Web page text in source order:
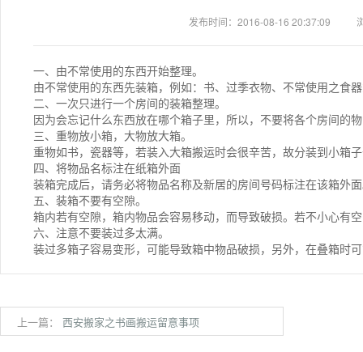
发布时间：2016-08-16 20:37:09
一、由不常使用的东西开始整理。
由不常使用的东西先装箱，例如：书、过季衣物、不常使用之食
二、一次只进行一个房间的装箱整理。
因为会忘记什么东西放在哪个箱子里，所以，不要将各个房间的
三、重物放小箱，大物放大箱。
重物如书，瓷器等，若装入大箱搬运时会很辛苦，故分装到小箱
四、将物品名标注在纸箱外面
装箱完成后，请务必将物品名称及新居的房间号码标注在该箱外
五、装箱不要有空隙。
箱内若有空隙，箱内物品会容易移动，而导致破损。若不小心有
六、注意不要装过多太满。
装过多箱子容易变形，可能导致箱中物品破损，另外，在叠箱时
上一篇： 西安搬家​之书画搬运留意事项